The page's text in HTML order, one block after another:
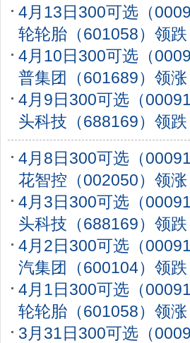
4月13日300可选（
轮轮胎（601058）领跌
4月10日300可选（
普集团（601689）领涨
4月9日300可选（
头科技（688169）领跌
4月8日300可选（
花智控（002050）领涨
4月3日300可选（
头科技（688169）领跌
4月2日300可选（
汽集团（600104）领跌
4月1日300可选（
轮轮胎（601058）领涨
3月31日300可选（